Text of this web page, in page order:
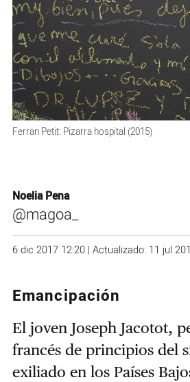
Ferran Petit: Pizarra hospital (2015)
Noelia Pena
@magoa_
6 dic 2017 12:20 | Actualizado: 11 jul
Emancipación
El joven Joseph Jacotot,
francés de principios del
exiliado en los Países